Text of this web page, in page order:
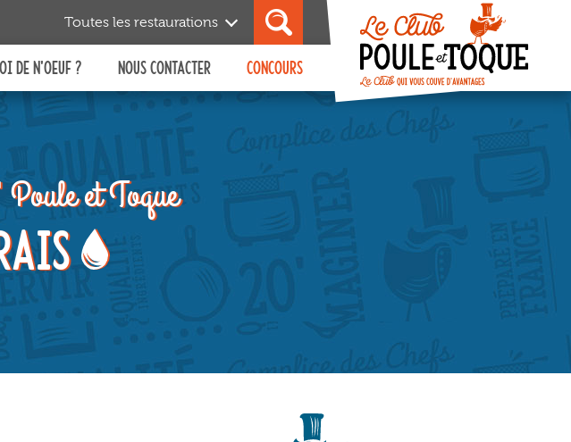
Toutes les restaurations
DE N'OEUF ? NOUS CONTACTER CONCOURS
Editions précédentes
et Toque